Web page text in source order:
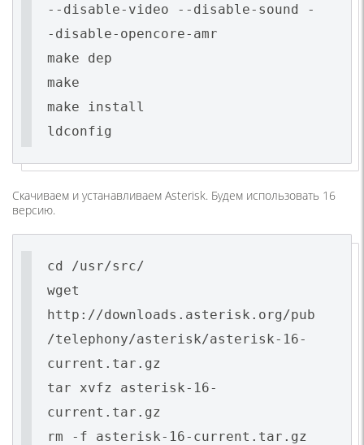
--disable-video --disable-sound -
-disable-opencore-amr
make dep
make
make install
ldconfig
Скачиваем и устанавливаем Asterisk. Будем использовать 16
версию.
cd /usr/src/
wget
http://downloads.asterisk.org/pub
/telephony/asterisk/asterisk-16-
current.tar.gz
tar xvfz asterisk-16-
current.tar.gz
rm -f asterisk-16-current.tar.gz